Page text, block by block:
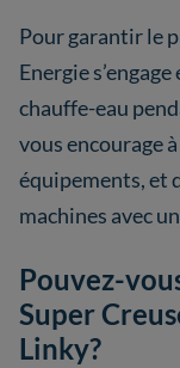
Pour garantir le
Energie
chauffe-eau
vous encourage
équipements, et
machines avec
Pouvez-
Super
Linky?